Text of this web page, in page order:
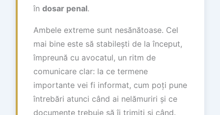
în dosar penal.
Ambele extreme sunt nesănătoase. Cel
mai bine este să stabilești de la început,
împreună cu avocatul, un ritm de
comunicare clar: la ce termene
importante vei fi informat, cum poți pune
întrebări atunci când ai nelămuriri și ce
documente trebuie să îi trimiți și când.